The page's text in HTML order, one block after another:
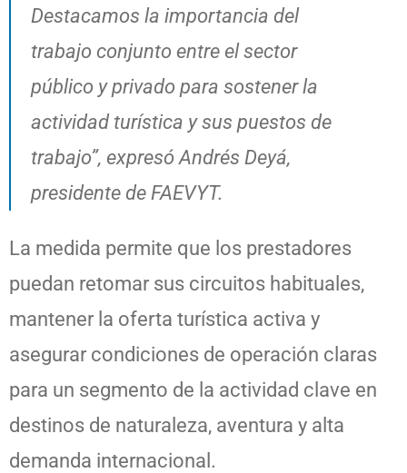
Destacamos la importancia del
trabajo conjunto entre el sector
público y privado para sostener la
actividad turística y sus puestos de
trabajo”, expresó Andrés Deyá,
presidente de FAEVYT.
La medida permite que los prestadores
puedan retomar sus circuitos habituales,
mantener la oferta turística activa y
asegurar condiciones de operación claras
para un segmento de la actividad clave en
destinos de naturaleza, aventura y alta
demanda internacional.